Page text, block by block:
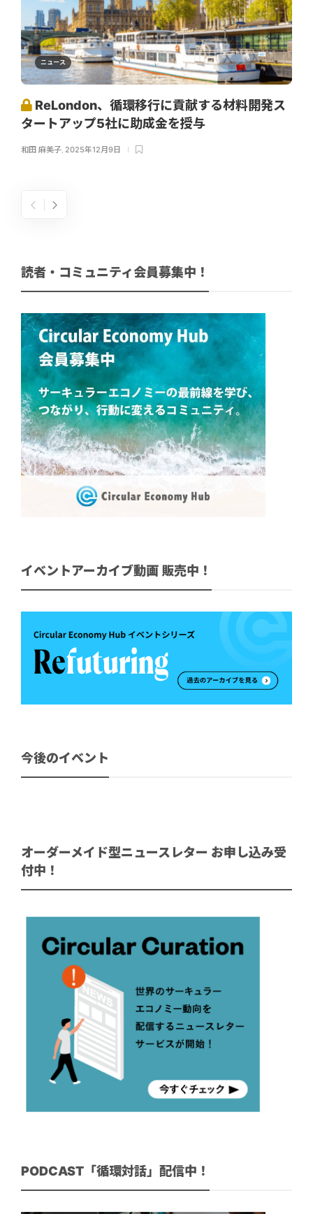
ニュース
ReLondon、循環移行に貢献する材料開発ス
タートアップ5社に助成金を授与
和田 麻美子, 2025年12月9日
読者・コミュニティ会員募集中！
イベントアーカイブ動画 販売中！
今後のイベント
オーダーメイド型ニュースレター お申し込み受
付中！
PODCAST「循環対話」配信中！